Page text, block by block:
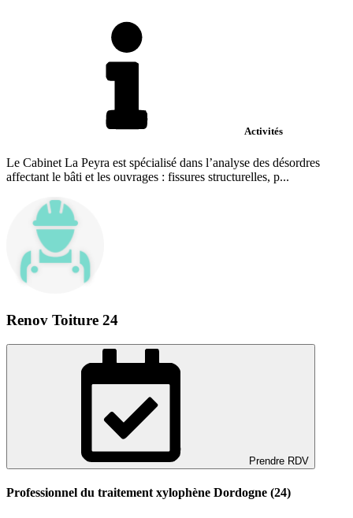
Activités
Le Cabinet La Peyra est spécialisé dans l’analyse des désordres
affectant le bâti et les ouvrages : fissures structurelles, p...
Renov Toiture 24
Prendre RDV
Professionnel du traitement xylophène Dordogne (24)